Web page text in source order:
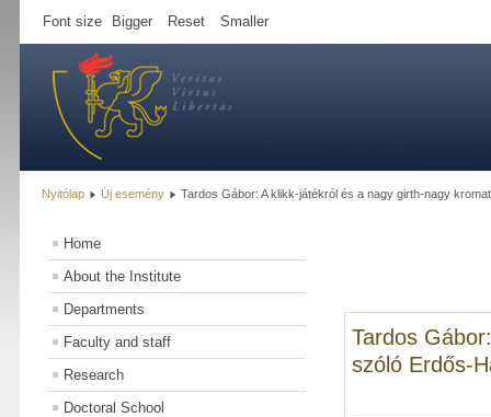
Font size Bigger Reset Smaller
Nyitólap Új esemény Tardos Gábor: A klikk-játékról és a nagy girth-nagy
Home
About the Institute
Departments
Faculty and staff
Research
Doctoral School
Tardos
szóló Erdős-